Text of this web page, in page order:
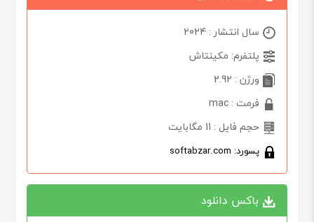
سال انتشار : 2024
پلتفرم: مکینتاش
ورژن : 2.92
فرمت : mac
حجم فایل : 11 مگابایت
پسورد: softabzar.com
باکس دانلود